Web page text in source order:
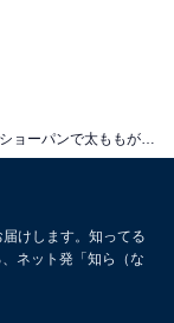
けします。知ってる
ネット発「知ら（な